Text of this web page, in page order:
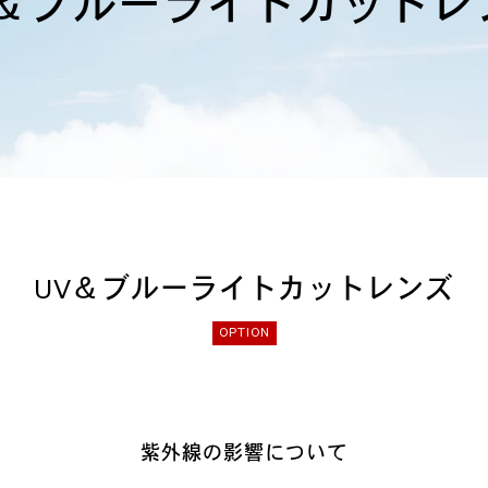
UV＆ブルーライトカットレンズ
OPTION
紫外線の影響について